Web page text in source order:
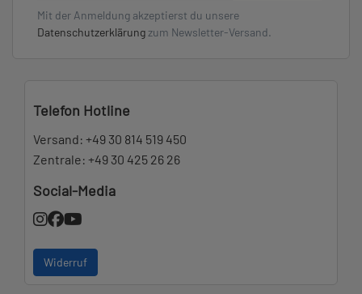
Mit der Anmeldung akzeptierst du unsere
Datenschutzerklärung zum Newsletter-Versand.
Telefon Hotline
Versand: +49 30 814 519 450
Zentrale: +49 30 425 26 26
Social-Media
Widerruf